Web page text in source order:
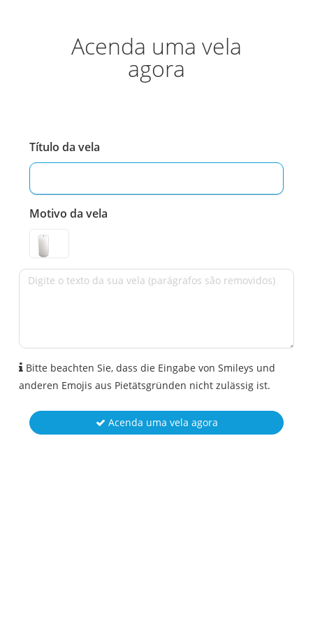
Acenda uma vela
agora
Título da vela
Motivo da vela
Bitte beachten Sie, dass die Eingabe von Smileys und
anderen Emojis aus Pietätsgründen nicht zulässig ist.
Acenda uma vela agora